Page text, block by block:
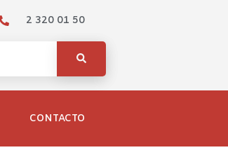
2 320 01 50
CONTACTO